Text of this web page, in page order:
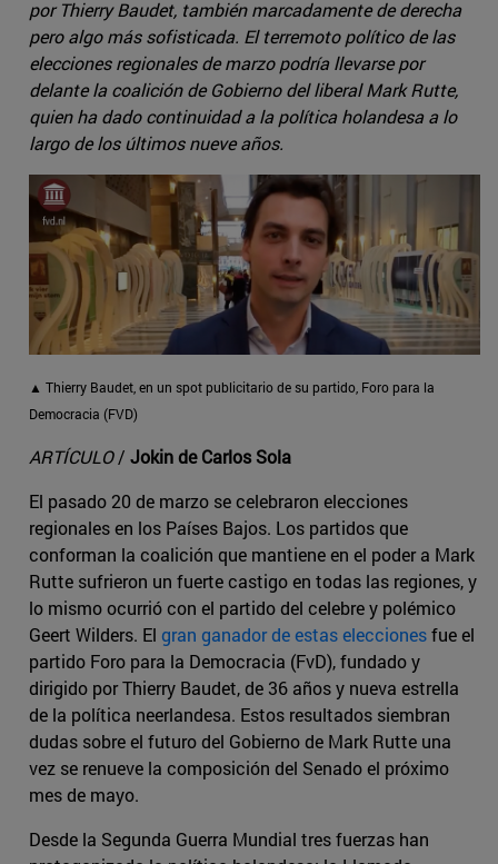
por Thierry Baudet, también marcadamente de derecha
pero algo más sofisticada. El terremoto político de las
elecciones regionales de marzo podría llevarse por
delante la coalición de Gobierno del liberal Mark Rutte,
quien ha dado continuidad a la política holandesa a lo
largo de los últimos nueve años.
▲ Thierry Baudet, en un spot publicitario de su partido, Foro para la
Democracia (FVD)
ARTÍCULO/ Jokin de Carlos Sola
El pasado 20 de marzo se celebraron elecciones
regionales en los Países Bajos. Los partidos que
conforman la coalición que mantiene en el poder a Mark
Rutte sufrieron un fuerte castigo en todas las regiones, y
lo mismo ocurrió con el partido del celebre y polémico
Geert Wilders. El gran ganador de estas eleccionesfue el
partido Foro para la Democracia (FvD), fundado y
dirigido por Thierry Baudet, de 36 años y nueva estrella
de la política neerlandesa. Estos resultados siembran
dudas sobre el futuro del Gobierno de Mark Rutte una
vez se renueve la composición del Senado el próximo
mes de mayo.
Desde la Segunda Guerra Mundial tres fuerzas han